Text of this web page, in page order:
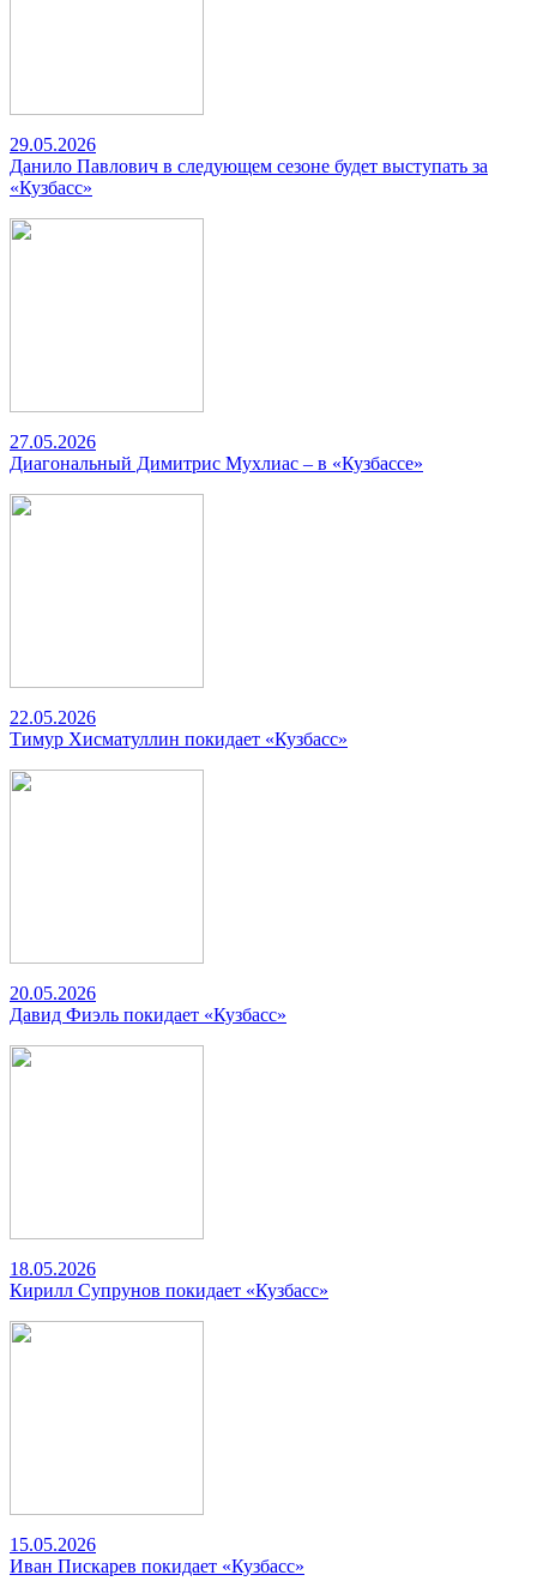
29.05.2026
Данило Павлович в следующем сезоне будет выступать за
«Кузбасс»
27.05.2026
Диагональный Димитрис Мухлиас – в «Кузбассе»
22.05.2026
Тимур Хисматуллин покидает «Кузбасс»
20.05.2026
Давид Фиэль покидает «Кузбасс»
18.05.2026
Кирилл Супрунов покидает «Кузбасс»
15.05.2026
Иван Пискарев покидает «Кузбасс»